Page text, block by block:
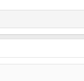
поводов. Знаю